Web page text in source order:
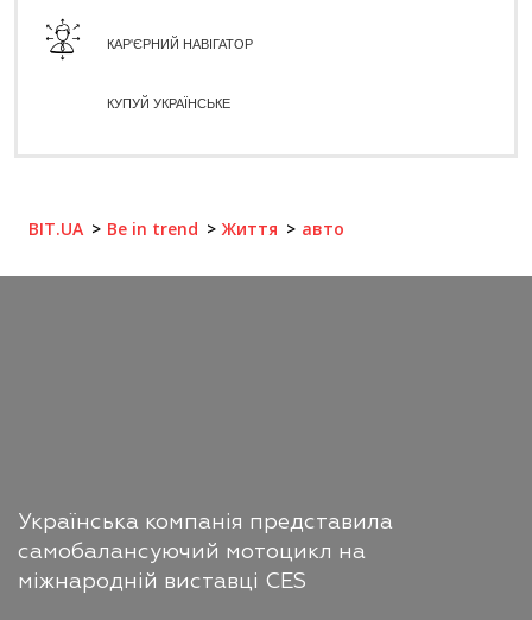
КАР'ЄРНИЙ НАВІГАТОР
КУПУЙ УКРАЇНСЬКЕ
BIT.UA Be in trend Життя авто
Українська компанія представила
самобалансуючий мотоцикл на
міжнародній виставці CES